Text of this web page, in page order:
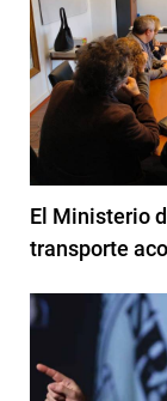
El Ministerio
transporte